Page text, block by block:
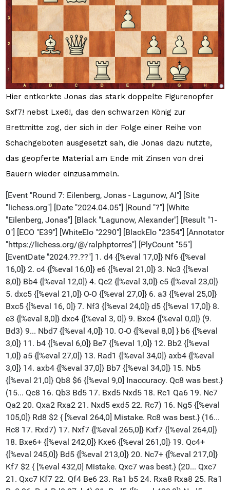
Hier entkorkte Jonas das stark doppelte Figurenopfer
Sxf7! nebst Lxe6!, das den schwarzen König zur
Brettmitte zog, der sich in der Folge einer Reihe von
Schachgeboten ausgesetzt sah, die Jonas dazu nutzte,
das geopferte Material am Ende mit Zinsen von drei
Bauern wieder einzusammeln.